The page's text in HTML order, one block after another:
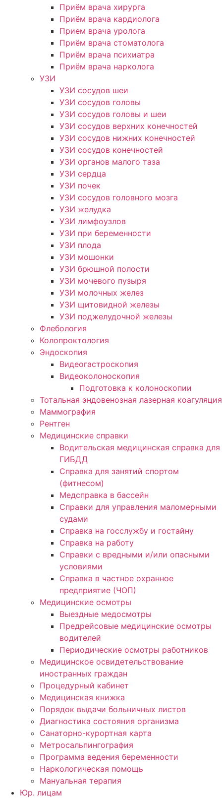
Приём врача хирурга
Приём врача кардиолога
Прием врача уролога
Приём врача стоматолога
Приём врача психиатра
Приём врача нарколога
УЗИ
УЗИ сосудов шеи
УЗИ сосудов головы
УЗИ сосудов головы и шеи
УЗИ сосудов верхних конечностей
УЗИ сосудов нижних конечностей
УЗИ сосудов конечностей
УЗИ органов малого таза
УЗИ сердца
УЗИ почек
УЗИ сосудов головного мозга
УЗИ желудка
УЗИ лимфоузлов
УЗИ при беременности
УЗИ плода
УЗИ мошонки
УЗИ брюшной полости
УЗИ мочевого пузыря
УЗИ молочных желез
УЗИ щитовидной железы
УЗИ поджелудочной железы
Флебология
Колопроктология
Эндоскопия
Видеогастроскопия
Видеоколоноскопия
Подготовка к колоноскопии
Тотальная эндовенозная лазерная коагуляция
Маммография
Рентген
Медицинские справки
Водительская медицинская справка для
ГИБДД
Справка для занятий спортом
(фитнесом)
Медсправка в бассейн
Справки для управления маломерными
судами
Справка на госслужбу и гостайну
Справка на работу
Cправки с вредными и/или опасными
условиями
Справка в частное охранное
предприятие (ЧОП)
Медицинские осмотры
Выездные медосмотры
Предрейсовые медицинские осмотры
водителей
Периодические осмотры работников
Медицинское освидетельствование
иностранных граждан
Процедурный кабинет
Медицинская книжка
Порядок выдачи больничных листов
Диагностика состояния организма
Санаторно-курортная карта
Метросальпингография
Программа ведения беременности
Наркологическая помощь
Мануальная терапия
Юр. лицам